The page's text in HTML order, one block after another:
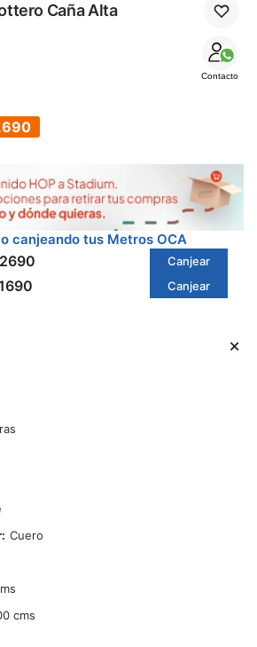
Caña Alta
Contacto
canjeando tus Metros OCA
Canjear
Canjear
Cuero